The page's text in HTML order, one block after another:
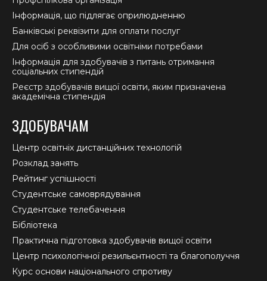
Інформація, що підлягає оприлюдненню
Банківські реквізити для оплати послуг
Для осіб з особливими освітніми потребами
Інформація для здобувачів з питань отримання
соціальних стипендій
Реєстр здобувачів вищої освіти, яким призначена
академічна стипендія
ЗДОБУВАЧАМ
Центр освітніх дистанційних технологій
Розклад занять
Рейтинг успішності
Студентське самоврядування
Студентське телебачення
Бібліотека
Практична підготовка здобувачів вищої освіти
Центр психологічної резильєнтності та благополуччя
Курс основи національного спротиву